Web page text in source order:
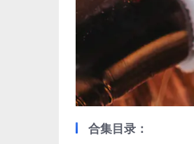
合集目录：